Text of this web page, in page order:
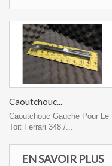
Caoutchouc...
Caoutchouc Gauche Pour Le
Toit Ferrari 348 /...
EN SAVOIR PLUS